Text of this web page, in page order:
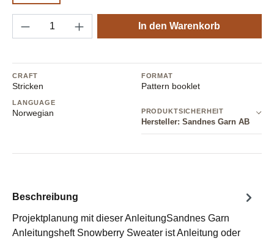
Produkt Anzahl: Gib den gewünschten
In den Warenkorb
CRAFT
Stricken
FORMAT
Pattern booklet
LANGUAGE
Norwegian PRODUKTSICHERHEIT
Hersteller: Sandnes Garn AB
Beschreibung
Projektplanung mit dieser AnleitungSandnes Garn
Anleitungsheft Snowberry Sweater ist Anleitung oder